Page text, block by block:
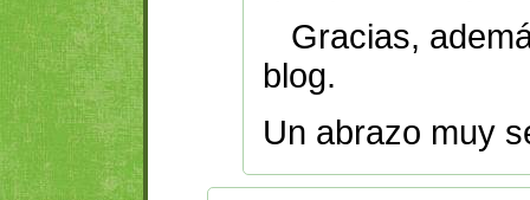
Gracias,
blog.
Un abrazo muy